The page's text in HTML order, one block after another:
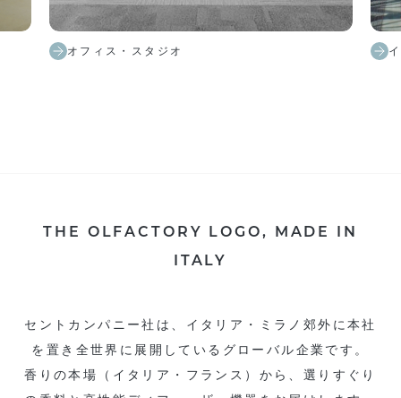
オフィス・スタジオ
THE OLFACTORY LOGO, MADE IN
ITALY
セントカンパニー社は、イタリア・ミラノ郊外に本社
を置き全世界に展開しているグローバル企業です。
香りの本場（イタリア・フランス）から、選りすぐり